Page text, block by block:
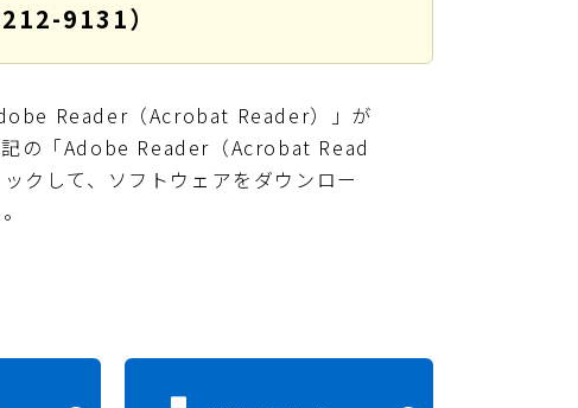
9131）
Reader（Acrobat Reader）」が
の「Adobe Reader（Acrobat Read
クして、ソフトウェアをダウンロー